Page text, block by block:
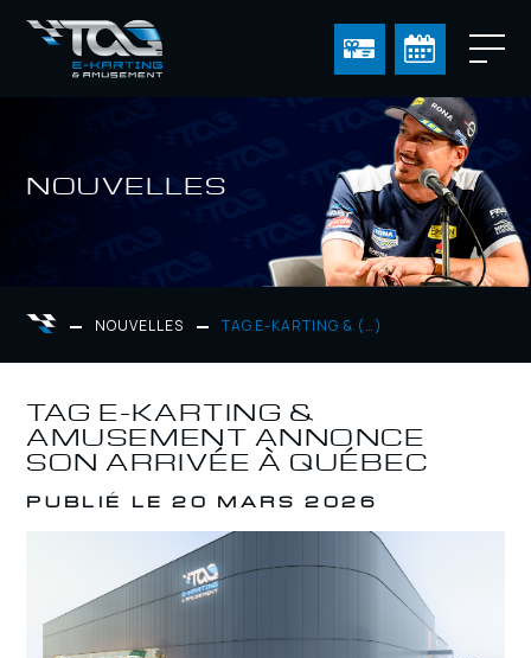
NOUVELLES
NOUVELLES TAG E-KARTING & (…)
TAG E-KARTING &
AMUSEMENT ANNONCE
SON ARRIVÉE À QUÉBEC
PUBLIÉ LE 20 MARS 2026